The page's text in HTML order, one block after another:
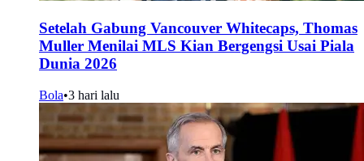
Setelah Gabung Vancouver Whitecaps, Thomas
Muller Menilai MLS Kian Bergengsi Usai Piala
Dunia 2026
Bola•3 hari lalu